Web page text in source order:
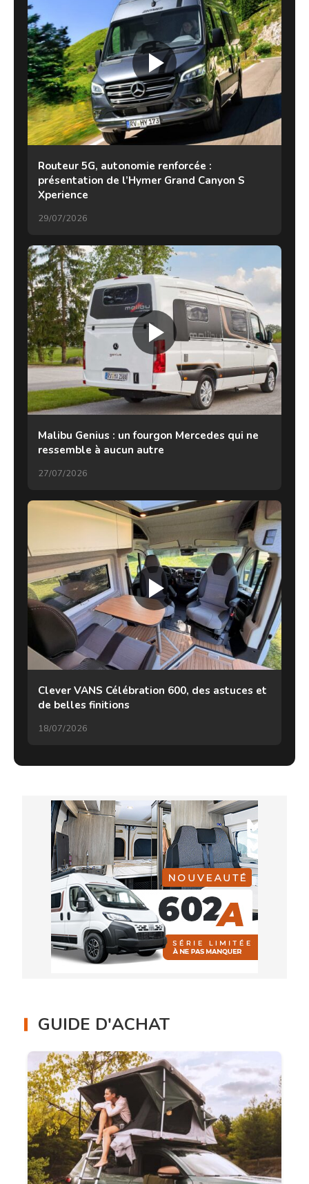
Routeur 5G, autonomie renforcée :
présentation de l’Hymer Grand Canyon S
Xperience
29/07/2026
Malibu Genius : un fourgon Mercedes qui ne
ressemble à aucun autre
27/07/2026
Clever VANS Célébration 600, des astuces et
de belles finitions
18/07/2026
GUIDE D'ACHAT